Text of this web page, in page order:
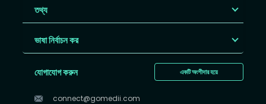
তথ্য
ভাষা নির্বাচন কর
একটি অংশীদার হয়ে
যোগাযোগ করুন
connect@gomedii.com